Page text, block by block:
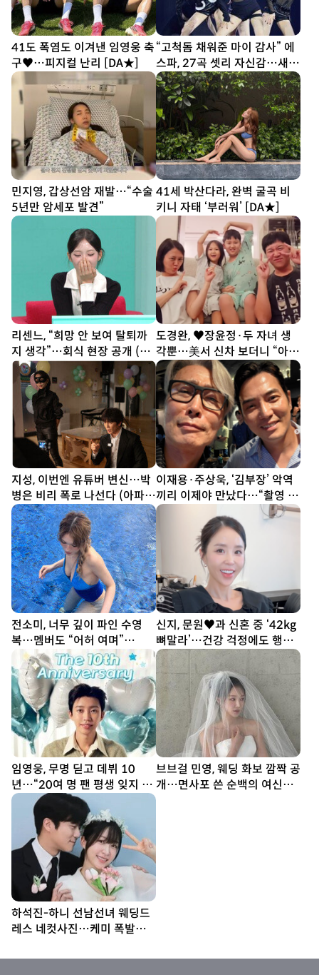
41도 폭염도 이겨낸 임영웅 축
구♥…피지컬 난리 [DA★]
“고척돔 채워준 마이 감사” 에
스파, 27곡 셋리 자신감…새
투어 시작 (종합)[DA현장]
민지영, 갑상선암 재발…“수술
5년만 암세포 발견”
41세 박산다라, 완벽 굴곡 비
키니 자태 ‘부러워’ [DA★]
리센느, “희망 안 보여 탈퇴까
지 생각”…회식 현장 공개 (전
참시)
도경완, ♥장윤정·두 자녀 생
각뿐…美서 신차 보더니 “아빠
열심히 할게” [SD톡톡]
지성, 이번엔 유튜버 변신…박
병은 비리 폭로 나선다 (아파
트)
이재용·주상욱, ‘김부장’ 악역
끼리 이제야 만났다…“촬영 땐
한 번도 못 봐” [SD셀픽]
전소미, 너무 깊이 파인 수영
복…멤버도 “어허 여며”
[DA★]
신지, 문원♥과 신혼 중 ‘42kg
뼈말라’…건강 걱정에도 행사
열일
임영웅, 무명 딛고 데뷔 10
년…“20여 명 팬 평생 잊지 못
해”
브브걸 민영, 웨딩 화보 깜짝 공
개…면사포 쓴 순백의 여신
하석진-하니 선남선녀 웨딩드
레스 네컷사진…케미 폭발